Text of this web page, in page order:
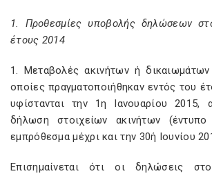
1. Προθεσμίες υποβολής δηλώσεων
έτους 2014
1. Μεταβολές ακινήτων ή
οποίες πραγματοποιήθηκαν εντός του
υφίστανται την 1η Ιανουαρίου 2015,
δήλωση στοιχείων ακινήτων
εμπρόθεσμα μέχρι και την 30ή Ιουνίου
Επισημαίνεται ότι οι δηλώσεις